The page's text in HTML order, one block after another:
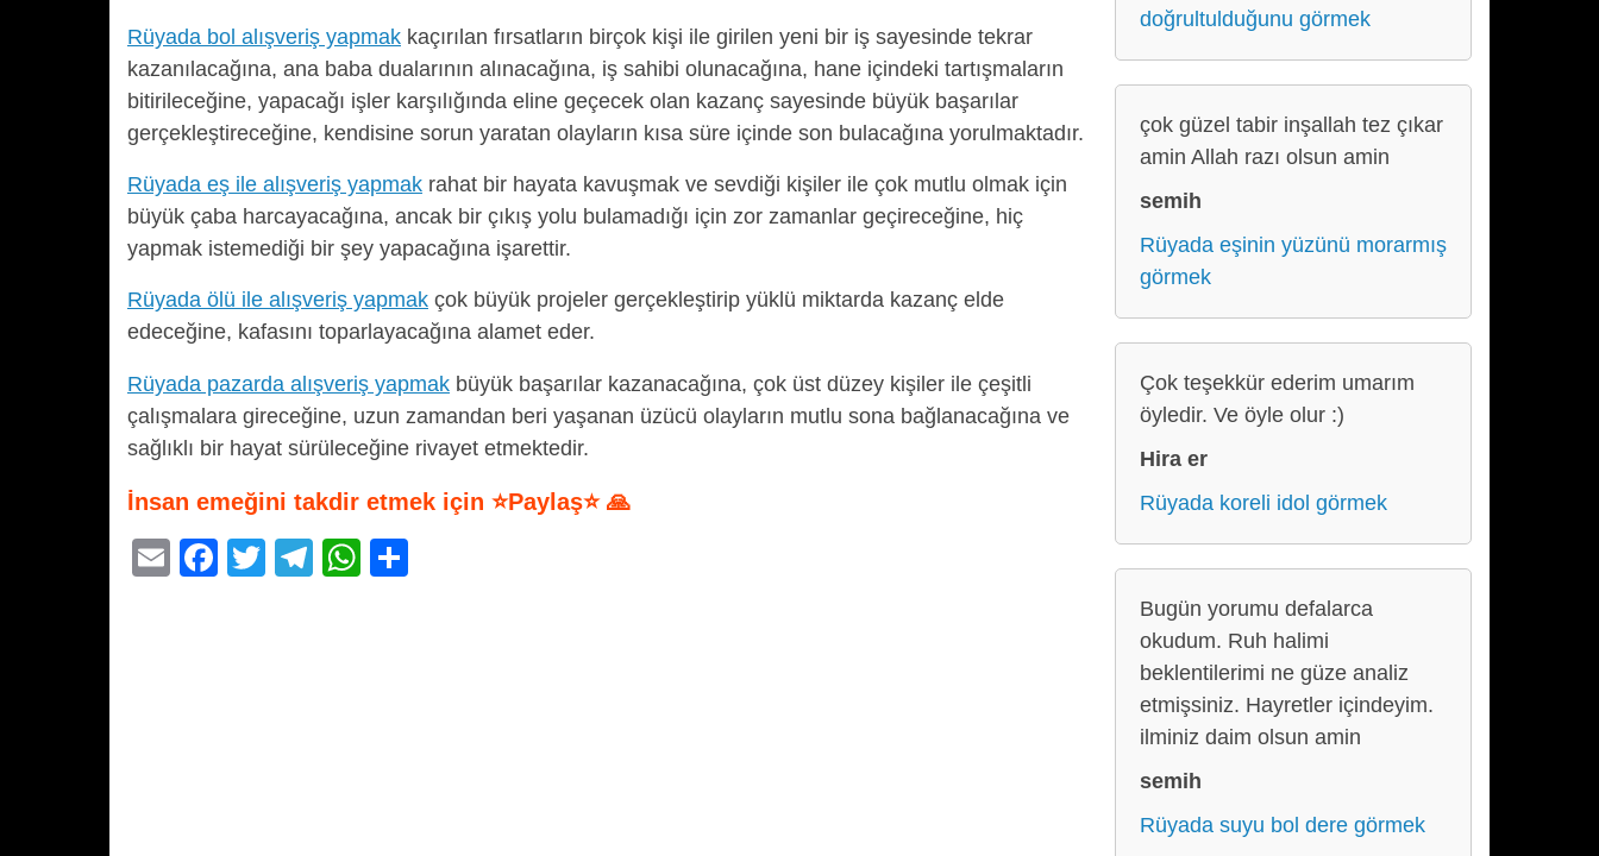
Rüyada bol alışveriş yapmak kaçırılan fırsatların birçok kişi ile girilen yeni bir iş sayesinde tekrar
kazanılacağına, ana baba dualarının alınacağına, iş sahibi olunacağına, hane içindeki tartışmaların
bitirileceğine, yapacağı işler karşılığında eline geçecek olan kazanç sayesinde büyük başarılar
gerçekleştireceğine, kendisine sorun yaratan olayların kısa süre içinde son bulacağına yorulmaktadır.
Rüyada eş ile alışveriş yapmak rahat bir hayata kavuşmak ve sevdiği kişiler ile çok mutlu olmak için
büyük çaba harcayacağına, ancak bir çıkış yolu bulamadığı için zor zamanlar geçireceğine, hiç
yapmak istemediği bir şey yapacağına işarettir.
Rüyada ölü ile alışveriş yapmak çok büyük projeler gerçekleştirip yüklü miktarda kazanç elde
edeceğine, kafasını toparlayacağına alamet eder.
Rüyada pazarda alışveriş yapmak büyük başarılar kazanacağına, çok üst düzey kişiler ile çeşitli
çalışmalara gireceğine, uzun zamandan beri yaşanan üzücü olayların mutlu sona bağlanacağına ve
sağlıklı bir hayat sürüleceğine rivayet etmektedir.
İnsan emeğini takdir etmek için ⭐Paylaş⭐ 🙏
E
F
T
T
W
doğrultulduğunu görmek
çok güzel tabir inşallah tez çıkar
amin Allah razı olsun amin
semih
Rüyada eşinin yüzünü morarmış
görmek
Çok teşekkür ederim umarım
öyledir. Ve öyle olur :)
Hira er
Rüyada koreli idol görmek
Bugün yorumu defalarca
okudum. Ruh halimi
beklentilerimi ne güze analiz
etmişsiniz. Hayretler içindeyim.
ilminiz daim olsun amin
semih
Rüyada suyu bol dere görmek